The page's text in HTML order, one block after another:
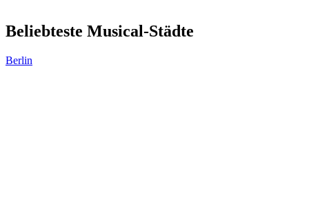
Beliebteste Musical-Städte
Berlin